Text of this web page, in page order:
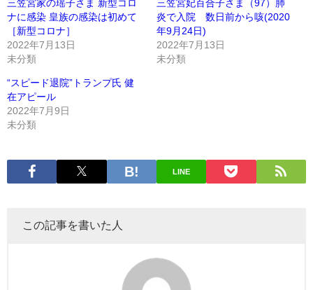
三笠宮家の瑶子さま 新型コロ
ナに感染 皇族の感染は初めて
［新型コロナ］
2022年7月13日
未分類
三笠宮妃百合子さま（97）肺
炎で入院 数日前から咳(2020
年9月24日)
2022年7月13日
未分類
“スピード退院”トランプ氏 健
在アピール
2022年7月9日
未分類
LINE
この記事を書いた人